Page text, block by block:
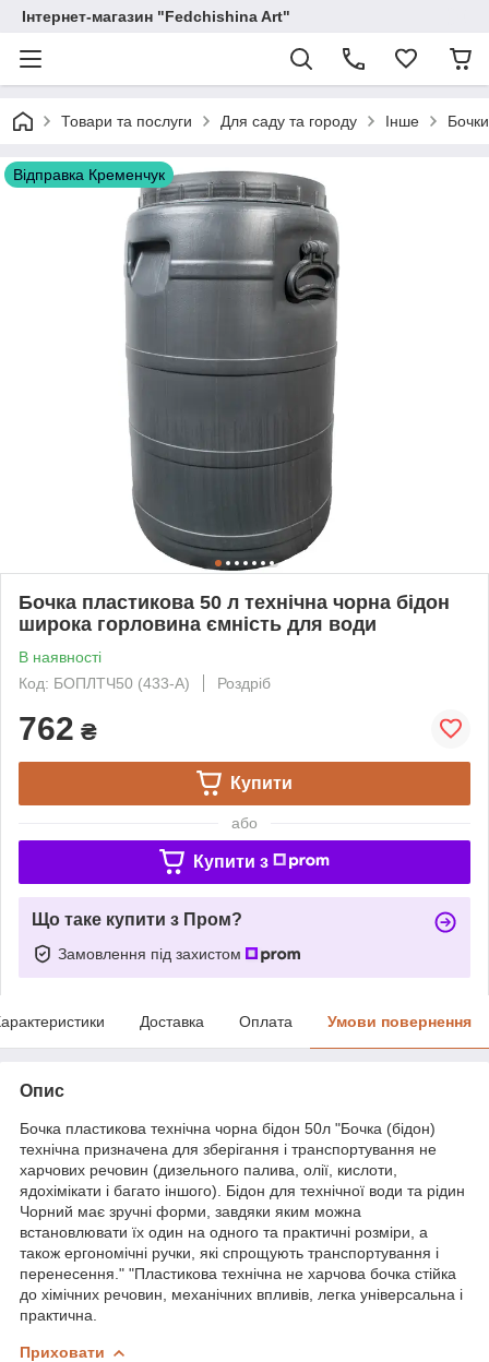
Інтернет-магазин "Fedchishina Art"
Товари та послуги Для саду та городу Інше
Відправка Кременчук
Бочка пластикова 50 л технічна чорна бідон
широка горловина ємність для води
В наявності
Код: БОПЛТЧ50 (433-А)
Роздріб
762 ₴
Купити
або
Купити з
Що таке купити з Пром?
Замовлення під захистом
Доставка Оплата Умови повернення
Опис
Бочка пластикова технічна чорна бідон 50л "Бочка (бідон)
технічна призначена для зберігання і транспортування не
харчових речовин (дизельного палива, олії, кислоти,
ядохімікати і багато іншого). Бідон для технічної води та рідин
Чорний має зручні форми, завдяки яким можна
встановлювати їх один на одного та практичні розміри, а
також ергономічні ручки, які спрощують транспортування і
перенесення." "Пластикова технічна не харчова бочка стійка
до хімічних речовин, механічних впливів, легка універсальна і
практична.
Приховати